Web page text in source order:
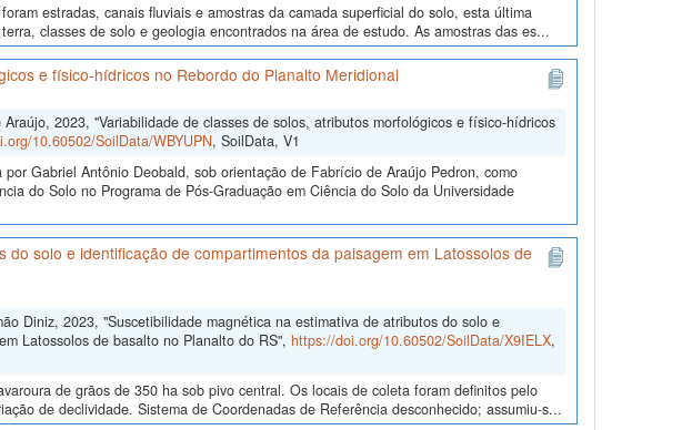
estradas, canais fluviais e amostras da camada superficial do solo, esta última
classes de solo e geologia encontrados na área de estudo. As amostras das es...
e físico-hídricos no Rebordo do Planalto Meridional
2023, "Variabilidade de classes de solos, atributos morfológicos e físico-hídricos
10.60502/SoilData/WBYUPN, SoilData, V1
Gabriel Antônio Deobald, sob orientação de Fabrício de Araújo Pedron, como
do Solo no Programa de Pós-Graduação em Ciência do Solo da Universidade
solo e identificação de compartimentos da paisagem em Latossolos de
Diniz, 2023, "Suscetibilidade magnética na estimativa de atributos do solo e
Latossolos de basalto no Planalto do RS", https://doi.org/10.60502/SoilData/X9IELX,
de grãos de 350 ha sob pivo central. Os locais de coleta foram definitos pelo
de declividade. Sistema de Coordenadas de Referência desconhecido; assumiu-s...